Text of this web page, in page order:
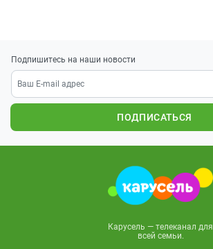
Подпишитесь на наши новости
ПОДПИСАТЬСЯ
Карусель — телеканал для
всей семьи.